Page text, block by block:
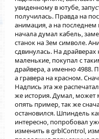
увиденному в ютубе,
получилась. Правда на
анимация, а на последнем
начала думал кабель,
станок на 3ем символе.
сдвинулась. На
маленькие, покупал с
драйвера, а именно 4988.
а гравера на красном.
Надпись эта же
же история. Думал, может
опять пример, так же
остановился. Шпиндель
интересно, попробовал
изменить в grblControl,